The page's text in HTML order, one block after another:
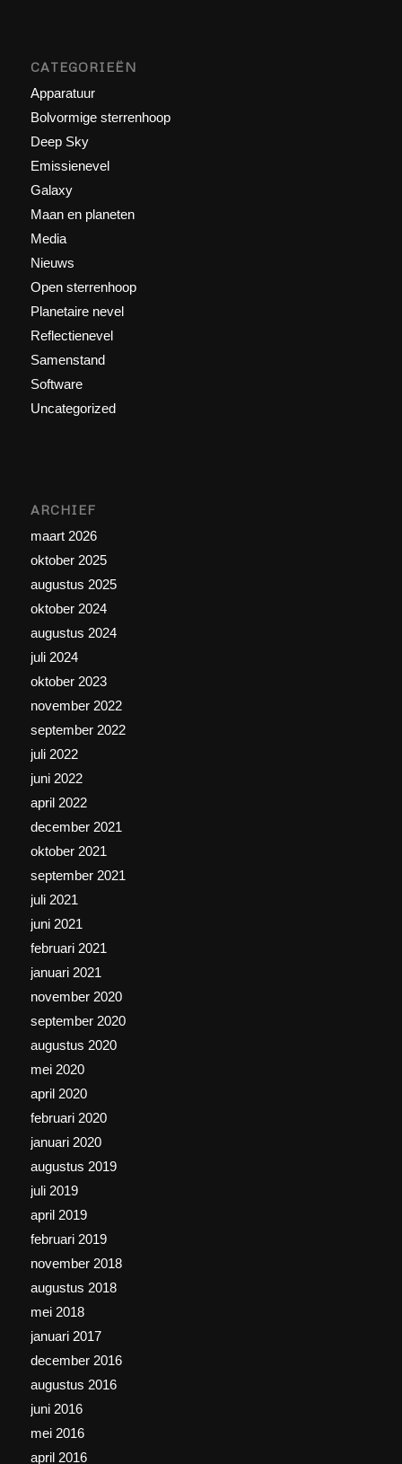
CATEGORIEËN
Apparatuur
Bolvormige sterrenhoop
Deep Sky
Emissienevel
Galaxy
Maan en planeten
Media
Nieuws
Open sterrenhoop
Planetaire nevel
Reflectienevel
Samenstand
Software
Uncategorized
ARCHIEF
maart 2026
oktober 2025
augustus 2025
oktober 2024
augustus 2024
juli 2024
oktober 2023
november 2022
september 2022
juli 2022
juni 2022
april 2022
december 2021
oktober 2021
september 2021
juli 2021
juni 2021
februari 2021
januari 2021
november 2020
september 2020
augustus 2020
mei 2020
april 2020
februari 2020
januari 2020
augustus 2019
juli 2019
april 2019
februari 2019
november 2018
augustus 2018
mei 2018
januari 2017
december 2016
augustus 2016
juni 2016
mei 2016
april 2016